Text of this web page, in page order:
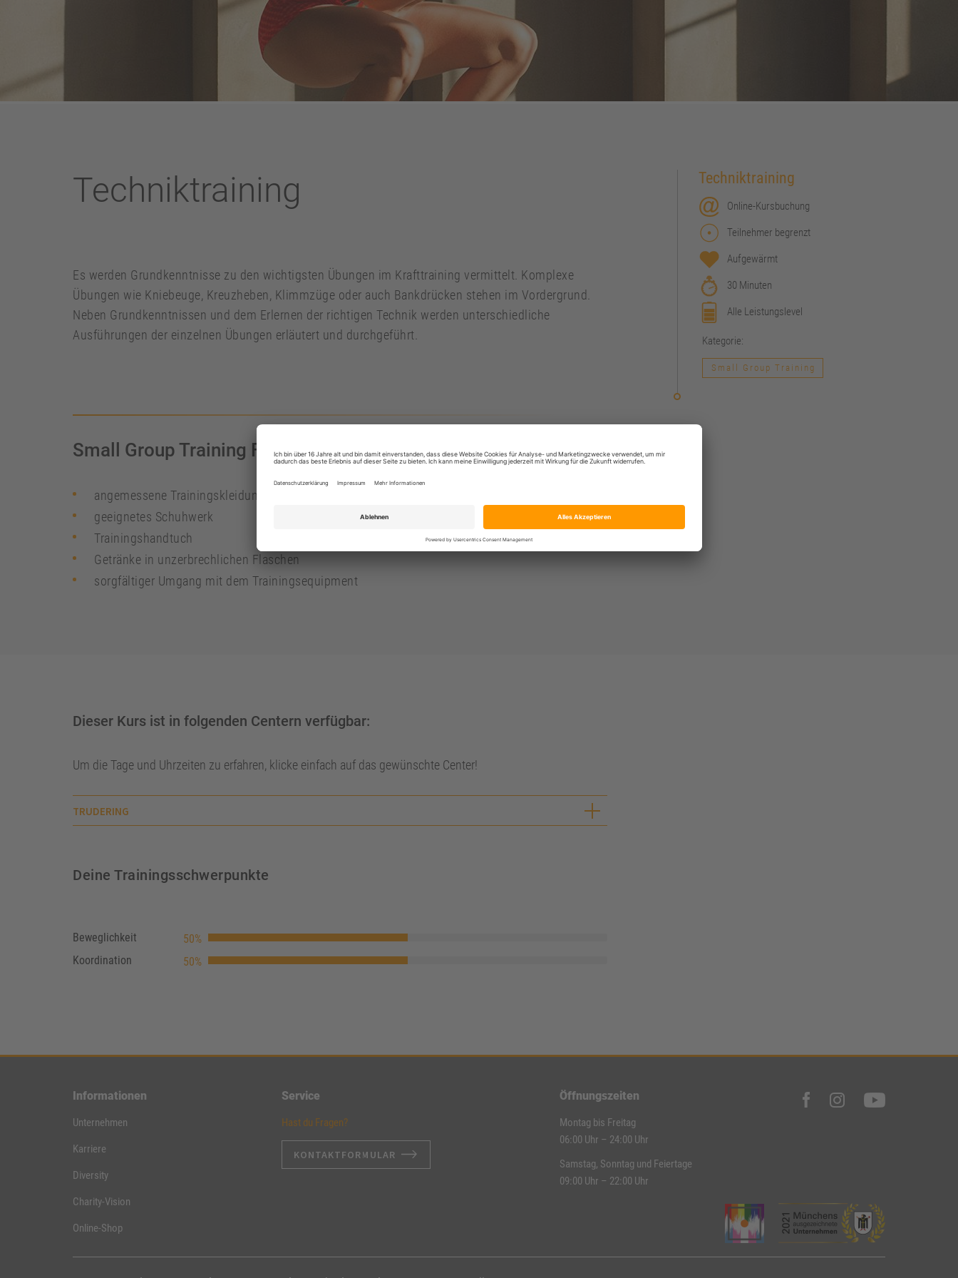
Techniktraining
Es werden Grundkenntnisse zu den wichtigsten Übungen im Krafttraining vermittelt. Komplexe
Übungen wie Kniebeuge, Kreuzheben, Klimmzüge oder auch Bankdrücken stehen im Vordergrund.
Neben Grundkenntnissen und dem Erlernen der richtigen Technik werden unterschiedliche
Ausführungen der einzelnen Übungen erläutert und durchgeführt.
Small Group Training FACTS:
angemessene Trainingskleidung
geeignetes Schuhwerk
Trainingshandtuch
Getränke in unzerbrechlichen Flaschen
sorgfältiger Umgang mit dem Trainingsequipment
Techniktraining
Online-Kursbuchung
Teilnehmer begrenzt
Aufgewärmt
30 Minuten
Alle Leistungslevel
Kategorie:
Small Group Training
Dieser Kurs ist in folgenden Centern verfügbar:
Um die Tage und Uhrzeiten zu erfahren, klicke einfach auf das gewünschte Center!
TRUDERING
Deine Trainingsschwerpunkte
Beweglichkeit
50%
Koordination
50%
Informationen
Unternehmen
Karriere
Diversity
Charity-Vision
Online-Shop
Service
Hast du Fragen?
KONTAKTFORMULAR
Öffnungszeiten
Montag bis Freitag
06:00 Uhr – 24:00 Uhr
Samstag, Sonntag und Feiertage
09:00 Uhr – 22:00 Uhr